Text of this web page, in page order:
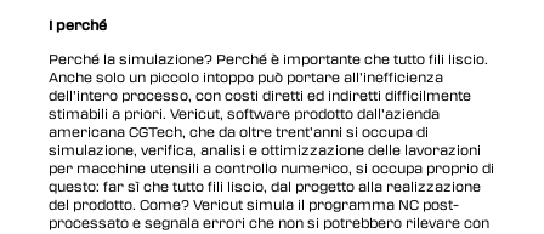
I perché
Perché la simulazione? Perché è importante che tutto fili liscio.
Anche solo un piccolo intoppo può portare all’inefficienza
dell’intero processo, con costi diretti ed indiretti difficilmente
stimabili a priori. Vericut, software prodotto dall’azienda
americana CGTech, che da oltre trent’anni si occupa di
simulazione, verifica, analisi e ottimizzazione delle lavorazioni
per macchine utensili a controllo numerico, si occupa proprio di
questo: far sì che tutto fili liscio, dal progetto alla realizzazione
del prodotto. Come? Vericut simula il programma NC post-
processato e segnala errori che non si potrebbero rilevare con